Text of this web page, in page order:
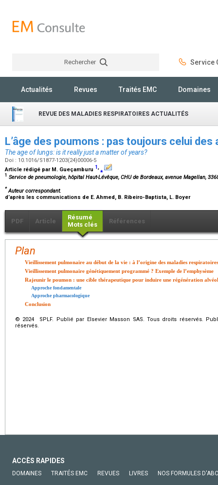
Rechercher Service
Actualités Revues Traités EMC Domaines
REVUE DES MALADIES RESPIRATOIRES ACTUALITÉS
L’âge des poumons : pas toujours celui des
The age of lungs: is it really just a matter of years?
Doi : 10.1016/S1877-1203(24)00006-5
Article rédigé parM. Gueçamburu 1,⁎
1 Service de pneumologie, hôpital Haut-Lévêque, CHU de Bordeaux, avenue Magellan,
* Auteur correspondant.
d’après les communications de E. Ahmed, B. Ribeiro-Baptista, L. Boyer
PDF Article
Résumé
Mots clés
Références
Plan
Vieillissement pulmonaire au début de la vie : à l’origine des maladies
Vieillissement pulmonaire génétiquement programmé ? Exemple de l’emphysème
Rajeunir le poumon : une cible thérapeutique pour induire une régénération
Approche fondamentale
Approche pharmacologique
Conclusion
© 2024 SPLF. Publié par Elsevier Masson SAS. Tous droits réservés.
réservés.
ACCÈS RAPIDES
DOMAINES TRAITÉS EMC REVUES LIVRES NOS FORMULES